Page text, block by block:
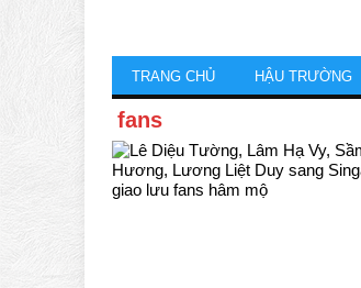
TRANG CHỦ HẬU TRƯỜNG
fans